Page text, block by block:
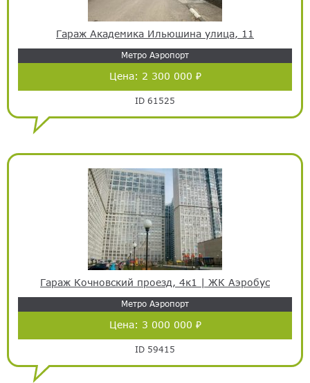
Гараж Академика Ильюшина улица, 11
Метро Аэропорт
Цена: 2 300 000 ₽
ID 61525
Гараж Кочновский проезд, 4к1 | ЖК Аэробус
Метро Аэропорт
Цена: 3 000 000 ₽
ID 59415